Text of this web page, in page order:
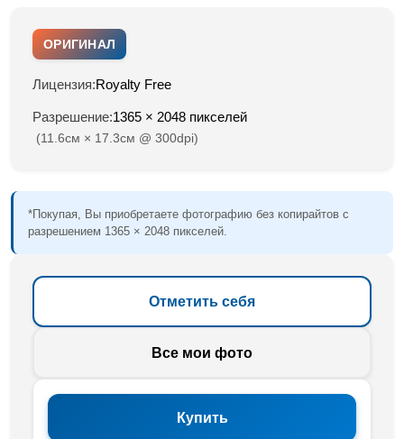
ОРИГИНАЛ
Лицензия:Royalty Free
Разрешение:1365 × 2048 пикселей
(11.6см × 17.3см @ 300dpi)
*Покупая, Вы приобретаете фотографию без копирайтов с
разрешением 1365 × 2048 пикселей.
Отметить себя
Все мои фото
Купить